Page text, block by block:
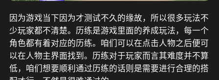
因为游戏当下因为才测试不久的缘故，所以很多玩法不
少玩家都不清楚。历练是游戏里面的养成玩法，每一个
角色都有着对应的历练。咱们可以在点击人物之后便可
以在人物主界面找到。历练对于玩家而言其难度并不算
低，咱们想要顺利通过历练的话则是需要进行合理的搭